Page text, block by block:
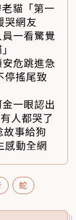
貓「第一
哭網友
一看驚覺
危跳進急
停搖尾致
一眼認出
人都哭了
故事給狗
感動全網
蛇